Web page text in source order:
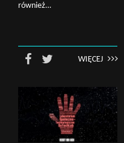
również…
WIĘCEJ